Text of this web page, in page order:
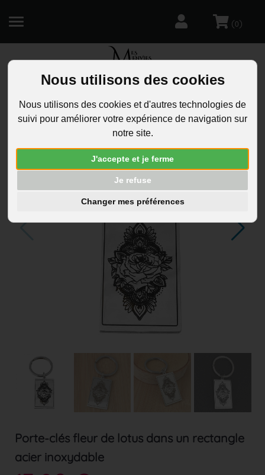
Nous utilisons des cookies
Nous utilisons des cookies et d'autres technologies de
suivi pour améliorer votre expérience de navigation sur
notre site.
J'accepte et je ferme
Je refuse
Changer mes préférences
(0)
Porte-clés fleur de lotus dans un rectangle
acier inoxydable